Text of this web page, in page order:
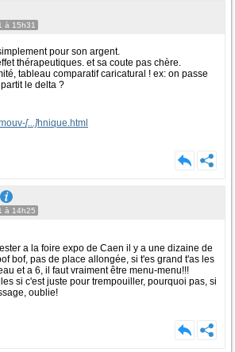
à 15h31
pour son argent.
thérapeutiques. et sa coute pas chère.
tableau comparatif caricatural ! ex: on passe
le delta ?
[...]hnique.html
à 14h25
a la foire expo de Caen il y a une dizaine de
bof, pas de place allongée, si t'es grand t'as les
et a 6, il faut vraiment être menu-menu!!!
si c'est juste pour trempouiller, pourquoi pas, si
oublie!